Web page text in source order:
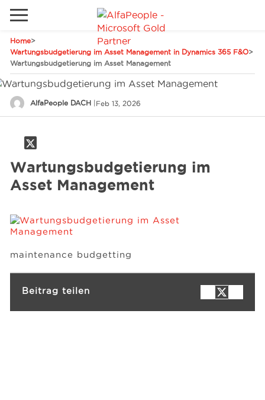
Home>
Wartungsbudgetierung im Asset Management in Dynamics 365 F&O>
Wartungsbudgetierung im Asset Management
AlfaPeople DACH | Feb 13, 2026
Wartungsbudgetierung im
Asset Management
maintenance budgetting
Beitrag teilen
Industrie
Dienstleistungen
Kunden
Telefon Email
Lokale Website
Global
Kanada
Spanien